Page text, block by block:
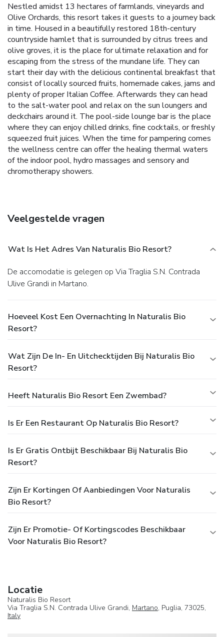
Nestled amidst 13 hectares of farmlands, vineyards and
Olive Orchards, this resort takes it guests to a journey back
in time. Housed in a beautifully restored 18th-century
countryside hamlet that is surrounded by citrus trees and
olive groves, it is the place for ultimate relaxation and for
escaping from the stress of the mundane life. They can
start their day with the delicious continental breakfast that
consist of locally sourced fruits, homemade cakes, jams and
plenty of proper Italian Coffee. Afterwards they can head
to the salt-water pool and relax on the sun loungers and
deckchairs around it. The pool-side lounge bar is the place
where they can enjoy chilled drinks, fine cocktails, or freshly
squeezed fruit juices. When the time for pampering comes
the wellness centre can offer the healing thermal waters
of the indoor pool, hydro massages and sensory and
chromotherapy showers.
Veelgestelde vragen
Wat Is Het Adres Van Naturalis Bio Resort?
De accomodatie is gelegen op Via Traglia S.N. Contrada
Ulive Grandi in Martano.
Hoeveel Kost Een Overnachting In Naturalis Bio
Resort?
Wat Zijn De In- En Uitchecktijden Bij Naturalis Bio
Resort?
Heeft Naturalis Bio Resort Een Zwembad?
Is Er Een Restaurant Op Naturalis Bio Resort?
Is Er Gratis Ontbijt Beschikbaar Bij Naturalis Bio
Resort?
Zijn Er Kortingen Of Aanbiedingen Voor Naturalis
Bio Resort?
Zijn Er Promotie- Of Kortingscodes Beschikbaar
Voor Naturalis Bio Resort?
Locatie
Naturalis Bio Resort
Via Traglia S.N. Contrada Ulive Grandi, Martano, Puglia, 73025,
Italy